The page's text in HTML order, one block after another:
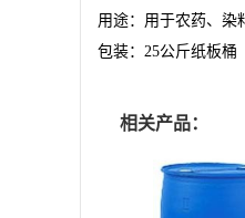
用途：用于农药、染
包装： 25公斤纸板桶
相关产品：